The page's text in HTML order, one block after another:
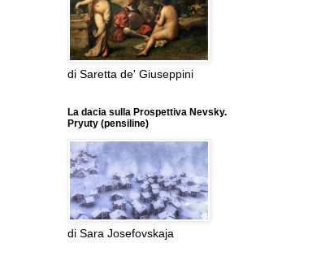
di Saretta de' Giuseppini
La dacia sulla Prospettiva Nevsky.
Pryuty (pensiline)
di Sara Josefovskaja